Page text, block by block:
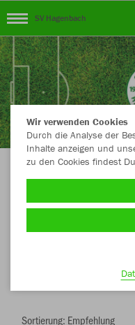
SV Hagenbach
Dein Teamshop
Jugend
Wir verwenden Cookies
Durch die Analyse der
Inhalte anzeigen und
zu den Cookies findest